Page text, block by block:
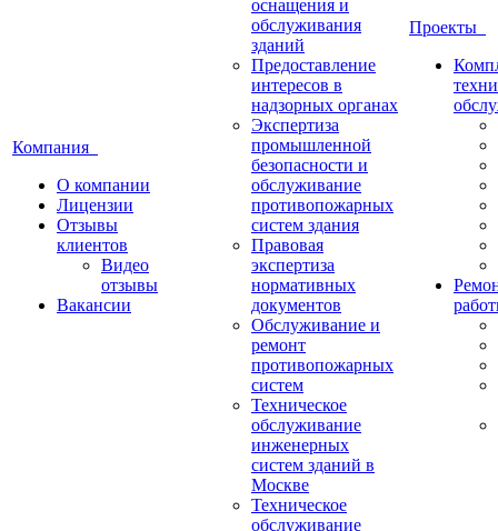
Компания
О компании
Лицензии
Отзывы
клиентов
Видео
отзывы
Вакансии
оснащения и
обслуживания
зданий
Предоставление
интересов в
надзорных органах
Экспертиза
промышленной
безопасности и
обслуживание
противопожарных
систем здания
Правовая
экспертиза
нормативных
документов
Обслуживание и
ремонт
противопожарных
систем
Техническое
обслуживание
инженерных
систем зданий в
Москве
Техническое
обслуживание
Проекты